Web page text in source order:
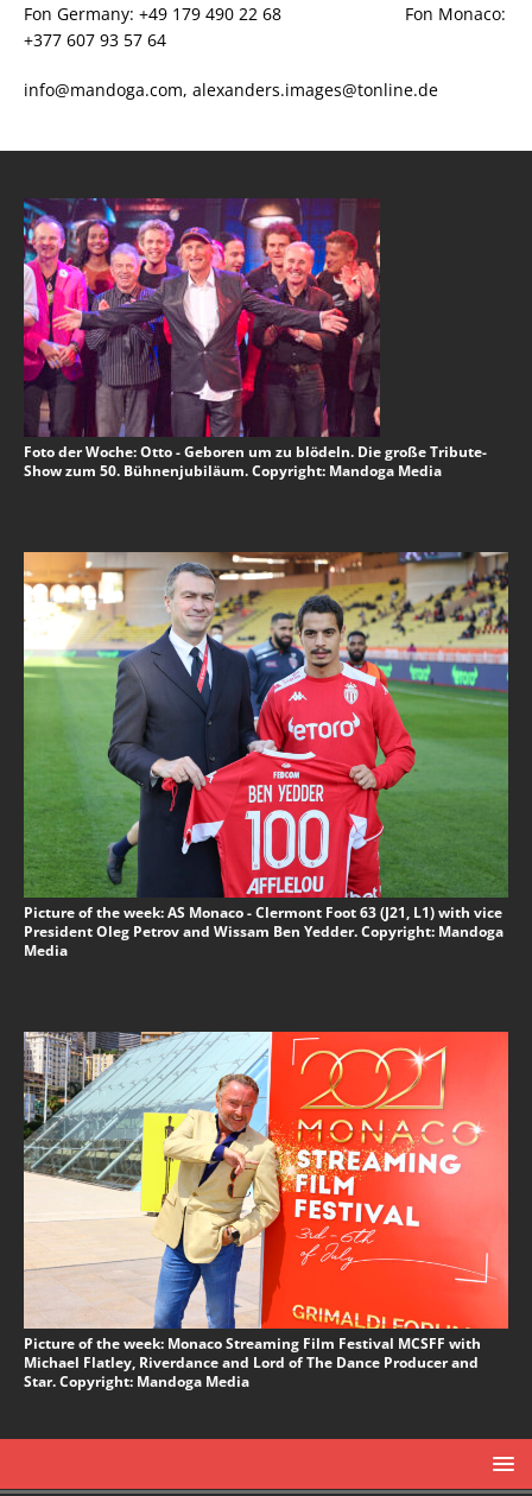
Fon Germany: +49 179 490 22 68 Fon Monaco:
+377 607 93 57 64
info@mandoga.com, alexanders.images@tonline.de
Foto der Woche: Otto - Geboren um zu blödeln. Die große Tribute-
Show zum 50. Bühnenjubiläum. Copyright: Mandoga Media
Picture of the week: AS Monaco - Clermont Foot 63 (J21, L1) with vice
President Oleg Petrov and Wissam Ben Yedder. Copyright: Mandoga
Media
Picture of the week: Monaco Streaming Film Festival MCSFF with
Michael Flatley, Riverdance and Lord of The Dance Producer and
Star. Copyright: Mandoga Media